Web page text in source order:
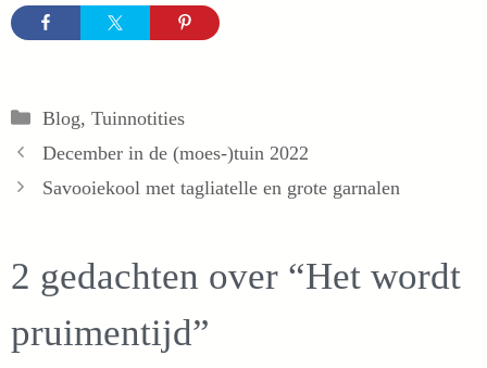
Categorieën
Blog, Tuinnotities
December in de (moes-)tuin 2022
Savooiekool met tagliatelle en grote garnalen
2 gedachten over “Het wordt
pruimentijd”